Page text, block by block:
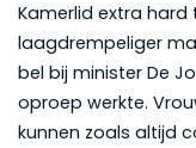
Kamerlid extra hard
laagdrempeliger
bel bij minister De
oproep werkte.
kunnen zoals altijd